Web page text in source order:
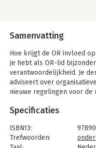
Samenvatting
Hoe krijgt de OR invloed
Je hebt als OR-lid
verantwoordelijkheid. Je
adviseert over
nieuwe regelingen voor de
tegenwind, wijzigende wet-
je in het gesprek met de
OR laat zien? Hoe kan je
Specificaties
ISBN13:
Trefwoorden: